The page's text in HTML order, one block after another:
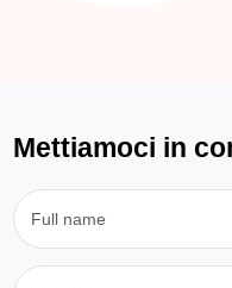
Mettiamoci in